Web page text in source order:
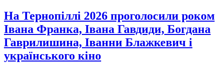
На Тернопіллі 2026 проголосили роком
Івана Франка, Івана Гавдиди, Богдана
Гаврилишина, Іванни Блажкевич і
українського кіно